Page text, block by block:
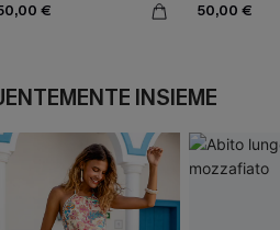
€ 50,00 €
INSIEME